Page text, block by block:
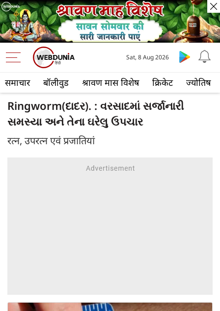
समाचार बॉलीवुड श्रावण मास विशेष क्रिकेट ज्योतिष
Sat, 8 Aug 2026
Ringworm(દાદર). : વરસાદમાં સર્જાનારી
સમસ્યા અને તેના ઘરેલુ ઉપચાર
रत्न, उपरत्न एवं प्रजातियां